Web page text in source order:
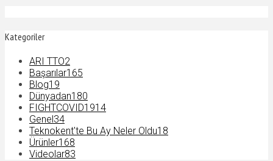
Kategoriler
ARI TTO2
Başarılar165
Blog19
Dünyadan180
FIGHTCOVID1914
Genel 34
Teknokent'te Bu Ay Neler Oldu18
Ürünler168
Videolar83